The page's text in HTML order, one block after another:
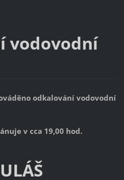
vodovodní
odkalování vodovodní
v cca 19,00 hod.